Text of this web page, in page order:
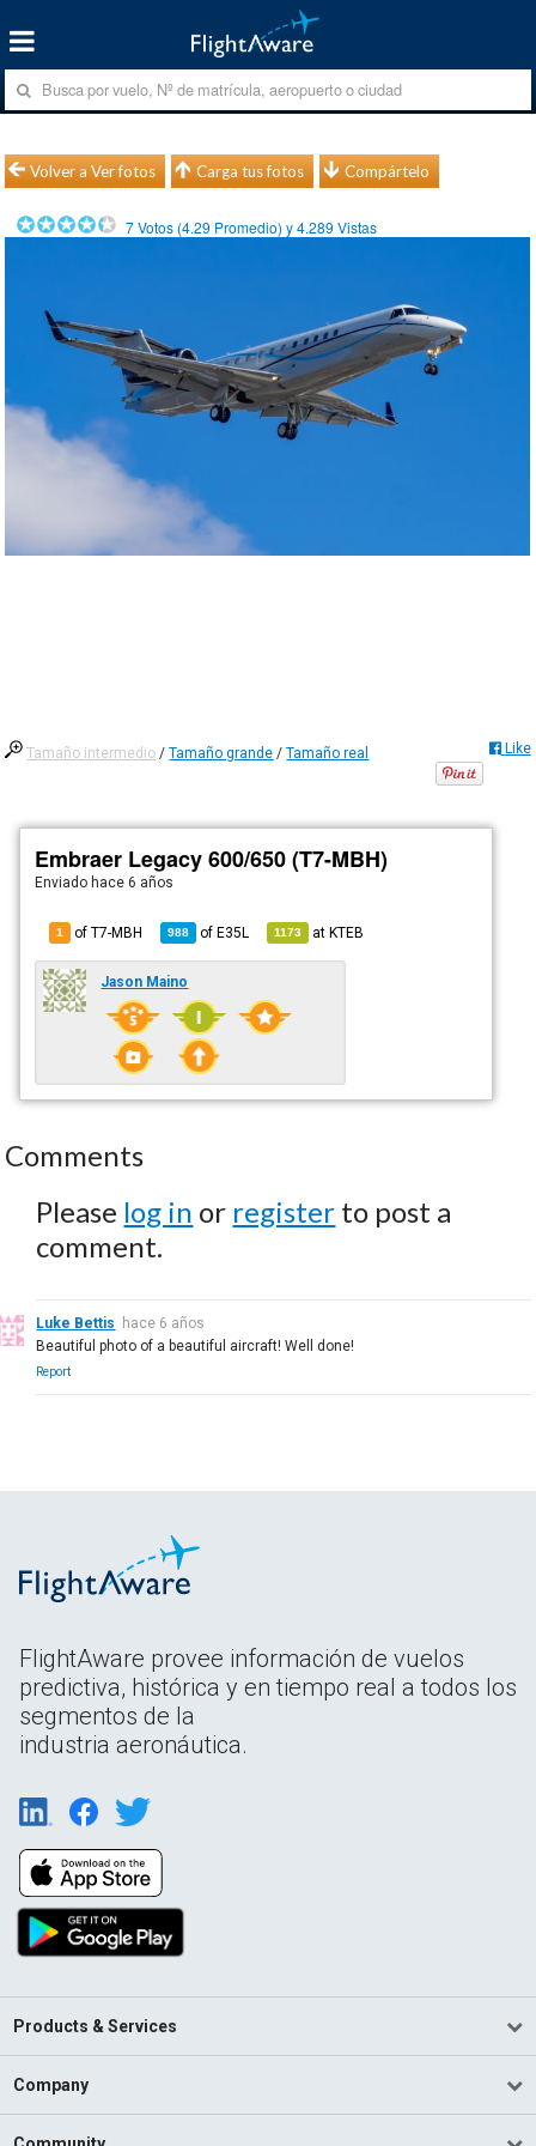
Volver a Ver fotos Carga tus fotos Compártelo
7Votos (4.29 Promedio) y4.289 Vistas
Tamaño intermedio /Tamaño grande /Tamaño real Like
Embraer Legacy 600/650 (T7-MBH)
Enviado hace 6 años
1 of T7-MBH 988 ofE35L 1173 atKTEB
Jason Maino
Comments
Please log in or register to post a
comment.
Luke Bettis
hace 6 años
Beautiful photo of a beautiful aircraft! Well done!
Report
FlightAware provee información de vuelos
predictiva, histórica y en tiempo real a todos los
segmentos de la
industria aeronáutica.
Products & Services
Company